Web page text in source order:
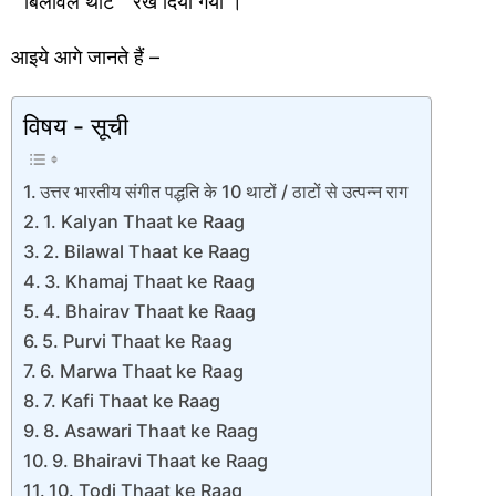
आइये आगे जानते हैं –
विषय - सूची
उत्तर भारतीय संगीत पद्धति के 10 थाटों / ठाटों से उत्पन्न राग
1. Kalyan Thaat ke Raag
2. Bilawal Thaat ke Raag
3. Khamaj Thaat ke Raag
4. Bhairav Thaat ke Raag
5. Purvi Thaat ke Raag
6. Marwa Thaat ke Raag
7. Kafi Thaat ke Raag
8. Asawari Thaat ke Raag
9. Bhairavi Thaat ke Raag
10. Todi Thaat ke Raag